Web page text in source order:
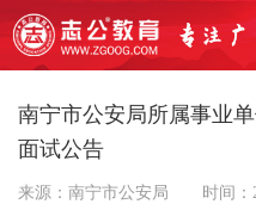
南宁市公安局所属事业
面试公告
来源：南宁市公安局 时间：